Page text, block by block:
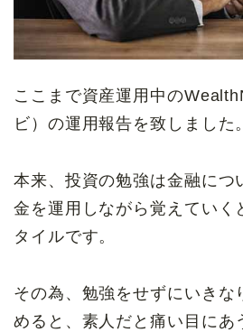
ここまで資産運用中の
ビ）の運用報告を致しました。
本来、投資の勉強は金融につ
金を運用しながら覚えていく
タイルです。
その為、勉強をせずにいきな
めると、素人だと痛い目にあ